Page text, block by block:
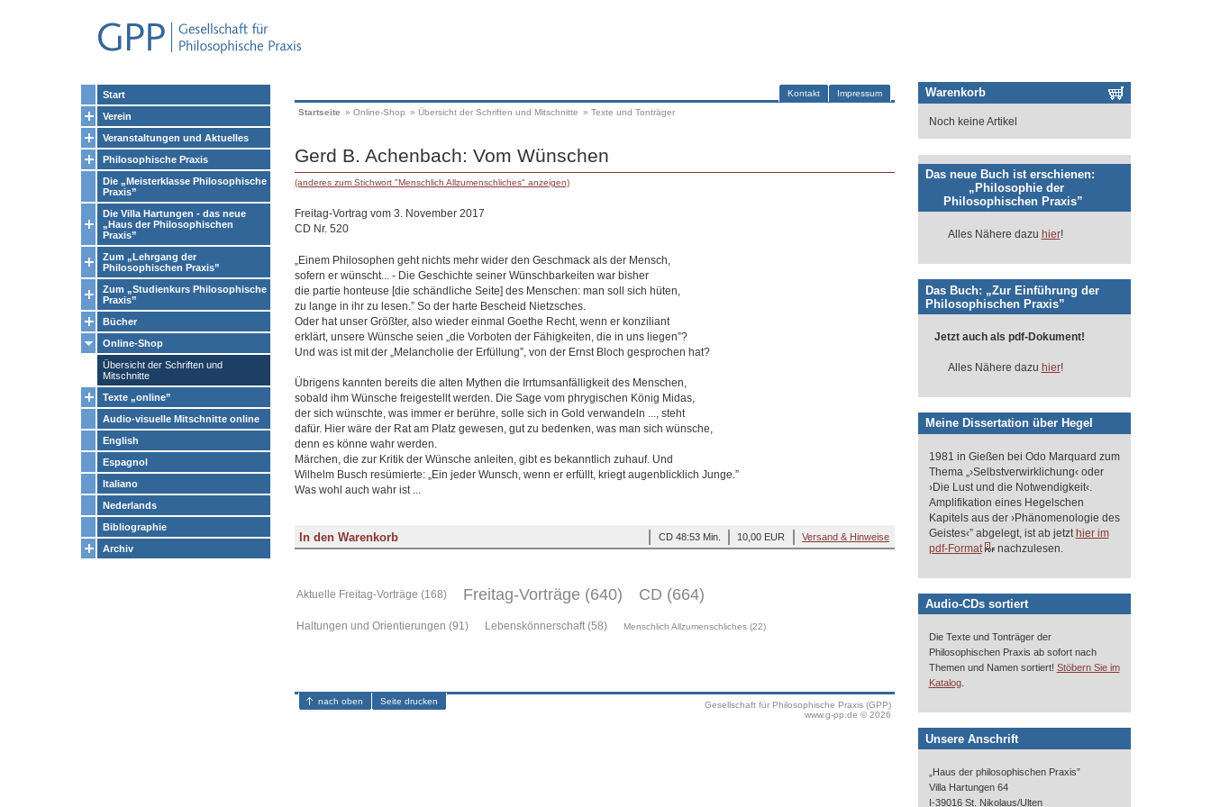
Start
Verein
Veranstaltungen und Aktuelles
Philosophische Praxis
Die „Meisterklasse Philosophische
Praxis”
Die Villa Hartungen - das neue
„Haus der Philosophischen
Praxis”
Zum „Lehrgang der
Philosophischen Praxis”
Zum „Studienkurs Philosophische
Praxis”
Bücher
Online-Shop
Übersicht der Schriften und
Mitschnitte
Texte „online”
Audio-visuelle Mitschnitte online
English
Espagnol
Italiano
Nederlands
Bibliographie
Archiv
Impressum
Kontakt
Startseite » Online-Shop » Übersicht der Schriften und Mitschnitte » Texte und Tonträger
Gerd B. Achenbach: Vom Wünschen
(anderes zum Stichwort "Menschlich Allzumenschliches" anzeigen)
Freitag-Vortrag vom 3. November 2017
CD Nr. 520
„Einem Philosophen geht nichts mehr wider den Geschmack als der Mensch,
sofern er wünscht... - Die Geschichte seiner Wünschbarkeiten war bisher
die partie honteuse [die schändliche Seite] des Menschen: man soll sich hüten,
zu lange in ihr zu lesen.” So der harte Bescheid Nietzsches.
Oder hat unser Größter, also wieder einmal Goethe Recht, wenn er konziliant
erklärt, unsere Wünsche seien „die Vorboten der Fähigkeiten, die in uns liegen”?
Und was ist mit der „Melancholie der Erfüllung”, von der Ernst Bloch gesprochen hat?
Übrigens kannten bereits die alten Mythen die Irrtumsanfälligkeit des Menschen,
sobald ihm Wünsche freigestellt werden. Die Sage vom phrygischen König Midas,
der sich wünschte, was immer er berühre, solle sich in Gold verwandeln ..., steht
dafür. Hier wäre der Rat am Platz gewesen, gut zu bedenken, was man sich wünsche,
denn es könne wahr werden.
Märchen, die zur Kritik der Wünsche anleiten, gibt es bekanntlich zuhauf. Und
Wilhelm Busch resümierte: „Ein jeder Wunsch, wenn er erfüllt, kriegt augenblicklich Junge.”
Was wohl auch wahr ist ...
Versand & Hinweise
10,00 EUR
CD 48:53 Min.
Aktuelle Freitag-Vorträge (168) Freitag-Vorträge (640) CD (664)
Haltungen und Orientierungen (91) Lebenskönnerschaft (58) Menschlich Allzumenschliches (22)
Gesellschaft für Philosophische Praxis (GPP)
www.g-pp.de © 2026
nach oben Seite drucken
Warenkorb
Noch keine Artikel
Das neue Buch ist erschienen:
„Philosophie der
Philosophischen Praxis”
Alles Nähere dazu hier!
Das Buch: „Zur Einführung der
Philosophischen Praxis”
Jetzt auch als pdf-Dokument!
Alles Nähere dazu hier!
Meine Dissertation über Hegel
1981 in Gießen bei Odo Marquard zum
Thema „›Selbstverwirklichung‹ oder
›Die Lust und die Notwendigkeit‹.
Amplifikation eines Hegelschen
Kapitels aus der ›Phänomenologie des
Geistes‹” abgelegt, ist ab jetzt hier im
pdf-Format
nachzulesen.
Audio-CDs sortiert
Die Texte und Tonträger der
Philosophischen Praxis ab sofort nach
Themen und Namen sortiert! Stöbern Sie im
Katalog.
Unsere Anschrift
„Haus der philosophischen Praxis”
Villa Hartungen 64
I-39016 St. Nikolaus/Ulten